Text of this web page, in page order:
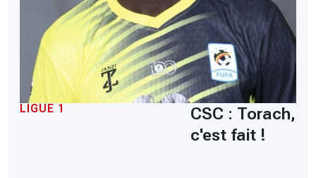
LIGUE 1
CSC : Torach,
c'est fait !